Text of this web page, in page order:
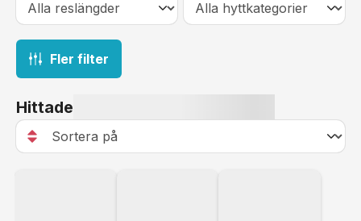
Fler filter
Hittade